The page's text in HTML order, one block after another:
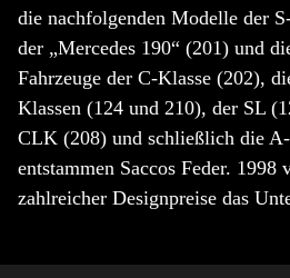
die nachfolgenden Modelle der
der „Mercedes 190“ (201) und
Fahrzeuge der C-Klasse (202),
Klassen (124 und 210), der SL
CLK (208) und schließlich die
entstammen Saccos Feder. 1998
zahlreicher Designpreise das